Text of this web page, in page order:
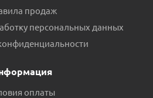
продаж
персональных данных
оплаты